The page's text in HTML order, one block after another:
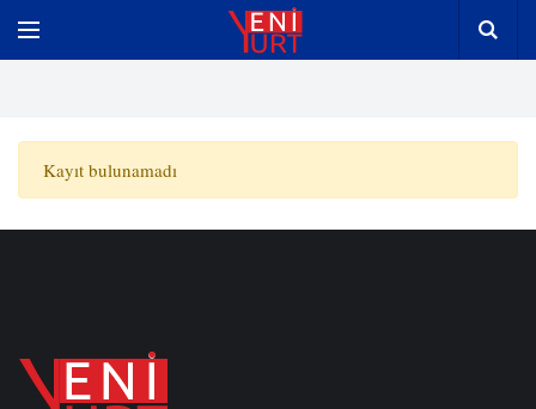
Kayıt bulunamadı